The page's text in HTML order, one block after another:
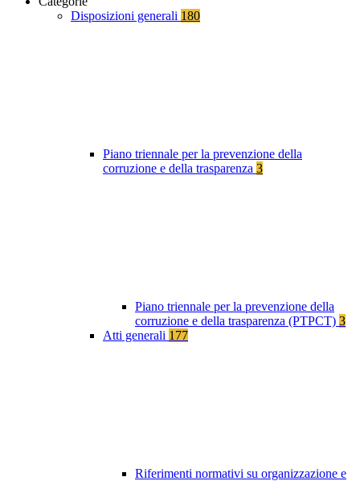
Disposizioni generali 180
Piano triennale per la prevenzione della
corruzione e della trasparenza 3
Piano triennale per la prevenzione della
corruzione e della trasparenza (PTPCT) 3
Atti generali 177
Riferimenti normativi su organizzazione e